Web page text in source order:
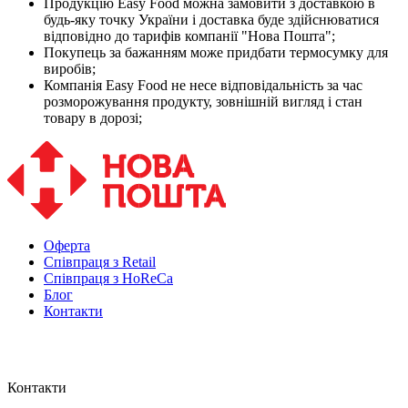
Продукцію Easy Food можна замовити з доставкою в
будь-яку точку України і доставка буде здійснюватися
відповідно до тарифів компанії "Нова Пошта";
Покупець за бажанням може придбати термосумку для
виробів;
Компанія Easy Food не несе відповідальність за час
розморожування продукту, зовнішній вигляд і стан
товару в дорозі;
Оферта
Співпраця з Retail
Співпраця з HoReCa
Блог
Контакти
Контакти